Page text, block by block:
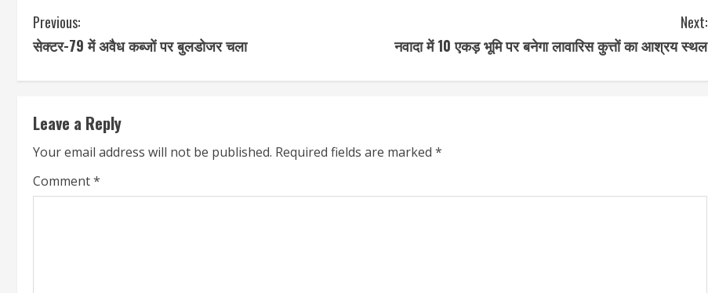
Previous:
सेक्टर-79 में अवैध कब्जों पर बुलडोजर चला
Next:
नवादा में 10 एकड़ भूमि पर बनेगा लावारिस कुत्तों का आश्रय स्थल
Leave a Reply
Your email address will not be published. Required fields are marked *
Comment*